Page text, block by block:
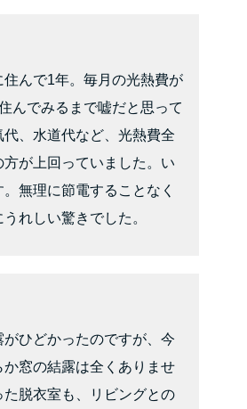
んで1年。毎月の光熱費が
んでみるまで嘘だと思って
、水道代など、光熱費全
が上回っていました。い
無理に節電することなく
れしい驚きでした。
ひどかったのですが、今
窓の結露は全くありませ
脱衣室も、リビングとの